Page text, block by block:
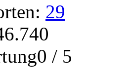
29
/ 5